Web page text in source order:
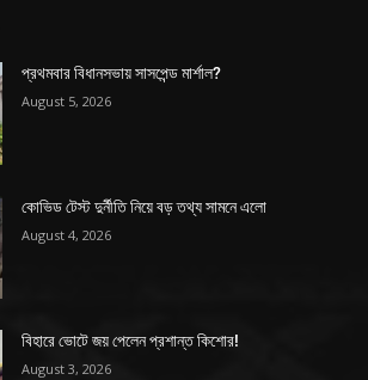
প্রথমবার বিধানসভায় সাসপেন্ড মার্শাল?
August 5, 2026
কোভিড টেস্ট দুর্নীতি নিয়ে বড় তথ্য সামনে এলো
August 4, 2026
বিহারে ভোটে জয় পেলেন প্রশান্ত কিশোর!
August 3, 2026